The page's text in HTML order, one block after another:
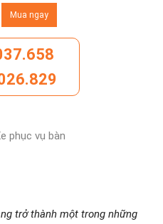
Mua ngay
phục vụ bàn
trở thành một trong những